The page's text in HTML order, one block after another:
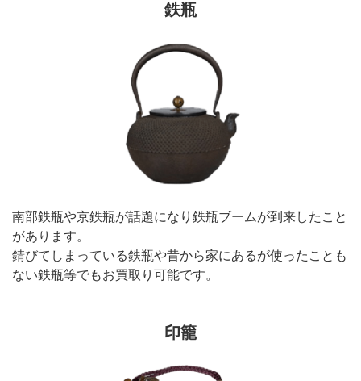
鉄瓶
南部鉄瓶や京鉄瓶が話題になり鉄瓶ブームが到来したこと
があります。
錆びてしまっている鉄瓶や昔から家にあるが使ったことも
ない鉄瓶等でもお買取り可能です。
印籠